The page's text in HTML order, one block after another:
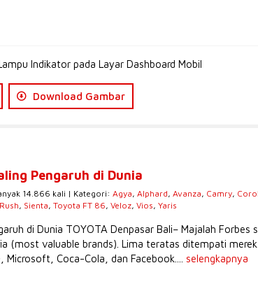
Indikator pada Layar Dashboard Mobil
Download Gambar
Pengaruh di Dunia
14.866 kali | Kategori: Agya, Alphard, Avanza, Camry,
Rush, Sienta, Toyota FT 86, Veloz, Vios, Yaris
di Dunia TOYOTA Denpasar Bali– Majalah
(most valuable brands). Lima teratas ditempati
Microsoft, Coca-Cola, dan Facebook.... selengkapnya